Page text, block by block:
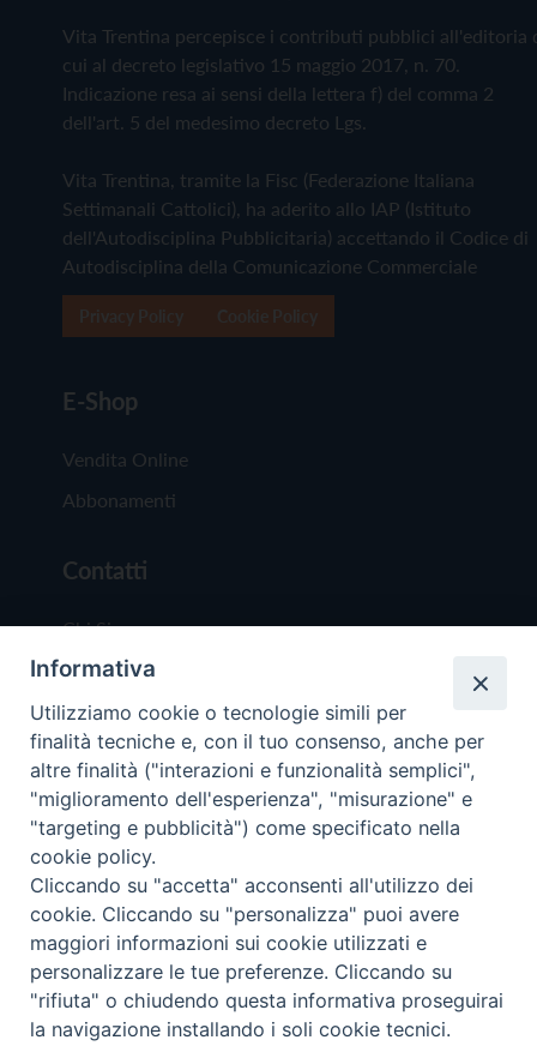
Vita Trentina percepisce i contributi pubblici all'editoria
cui al decreto legislativo 15 maggio 2017, n. 70.
Indicazione resa ai sensi della lettera f) del comma 2
dell'art. 5 del medesimo decreto Lgs.
Vita Trentina, tramite la Fisc (Federazione Italiana
Settimanali Cattolici), ha aderito allo IAP (Istituto
dell'Autodisciplina Pubblicitaria) accettando il Codice di
Autodisciplina della Comunicazione Commerciale
E-Shop
Vendita Online
Abbonamenti
Contatti
Chi Siamo
Redazione
Scrivici
Copyright © 2019 - Tutti i diritti riservati - Vita
Trentina Editrice
Privacy Policy
Torna
Informativa
Utilizziamo cookie o tecnologie simili per
finalità tecniche e, con il tuo consenso, anche per
altre finalità ("interazioni e funzionalità semplici",
"miglioramento dell'esperienza", "misurazione" e
"targeting e pubblicità") come specificato nella
cookie policy.
Cliccando su "accetta" acconsenti all'utilizzo dei
cookie. Cliccando su "personalizza" puoi avere
maggiori informazioni sui cookie utilizzati e
personalizzare le tue preferenze. Cliccando su
"rifiuta" o chiudendo questa informativa proseguirai
la navigazione installando i soli cookie tecnici.